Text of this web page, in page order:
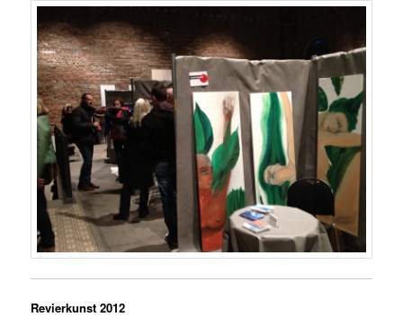
Revierkunst 2012